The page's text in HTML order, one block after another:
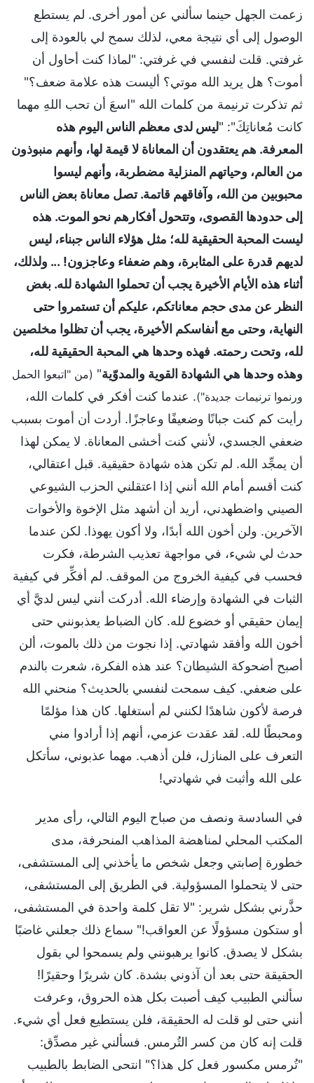
زعمت الجهل حينما سألني عن أمور أخرى. لم يستطع
الوصول إلى أي نتيجة معي، لذلك سمح لي بالعودة إلى
غرفتي. قلت لنفسي في غرفتي: "لماذا كنت أحاول أن
أموت؟ هل يريد الله موتي؟ أليست هذه علامة ضعف؟"
ثم تذكرت ترنيمة من كلمات الله "اسعَ أن تحب اللهِ مهما
كانت مُعاناتِكَ": "ليس لدى معظم الناس اليوم هذه
المعرفة. هم يعتقدون أن المعاناة لا قيمة لها، وأنهم منبوذون
من العالم، وحياتهم المنزلية مضطربة، وأنهم ليسوا
محبوبين من الله، وآفاقهم قاتمة. تصل معاناة بعض الناس
إلى حدودها القصوى، وتتحول أفكارهم نحو الموت. هذه
ليست المحبة الحقيقية لله؛ مثل هؤلاء الناس جبناء، ليس
لديهم قدرة على المثابرة، وهم ضعفاء وعاجزون! ... ولذلك،
أثناء هذه الأيام الأخيرة يجب أن تحملوا الشهادة لله. بغض
النظر عن مدى حجم معاناتكم، عليكم أن تستمروا حتى
النهاية، وحتى مع أنفاسكم الأخيرة، يجب أن تظلوا مخلصين
لله، وتحت رحمته. فهذه وحدها هي المحبة الحقيقية لله،
وهذه وحدها هي الشهادة القوية والمدوّية" (من "اتبعوا الحمل
ورنموا ترنيمات جديدة"). عندما كنت أفكر في كلمات الله،
رأيت كم كنت جبانًا وضعيفًا وعاجزًا. أردت أن أموت بسبب
ضعفي الجسدي، لأنني كنت أخشى المعاناة. لا يمكن لهذا
أن يمجِّد الله. لم تكن هذه شهادة حقيقية. قبل اعتقالي،
كنت أقسم أمام الله أنني إذا اعتقلني الحزب الشيوعي
الصيني واضطهدني، أريد أن أشهد مثل الإخوة والأخوات
الآخرين. ولن أخون الله أبدًا، ولا أكون يهوذا. لكن عندما
حدث لي شيء، في مواجهة تعذيب الشرطة، فكرت
فحسب في كيفية الخروج من الموقف. لم أفكِّر في كيفية
الثبات في الشهادة وإرضاء الله. أدركت أنني ليس لديَّ أي
إيمان حقيقي أو خضوع لله. كان الضباط يعذبونني حتى
أخون الله وأفقد شهادتي. إذا نجوت من ذلك بالموت، ألن
أصبح أضحوكة الشيطان؟ عند هذه الفكرة، شعرت بالندم
على ضعفي. كيف سمحت لنفسي بالحديث؟ منحني الله
فرصة لأكون شاهدًا لكنني لم أستغلها. كان هذا مؤلمًا
ومحبطًا لله. لقد عقدت عزمي، أنهم إذا أرادوا مني
التعرف على المنازل، فلن أذهب. مهما عذبوني، سأتكل
على الله وأثبت في شهادتي!
في السادسة ونصف من صباح اليوم التالي، رأى مدير
المكتب المحلي لمناهضة المذاهب المنحرفة، مدى
خطورة إصابتي وجعل شخص ما يأخذني إلى المستشفى،
حتى لا يتحملوا المسؤولية. في الطريق إلى المستشفى،
حذَّرني بشكل شرير: "لا تقل كلمة واحدة في المستشفى،
أو ستكون مسؤولًا عن العواقب!" سماع ذلك جعلني غاضبًا
بشكل لا يصدق. كانوا يرهبونني ولم يسمحوا لي بقول
الحقيقة حتى بعد أن آذوني بشدة. كان شريرًا وحقيرًا!
سألني الطبيب كيف أصبت بكل هذه الحروق، وعرفت
أنني حتى لو قلت له الحقيقة، فلن يستطيع فعل أي شيء.
قلت إنه كان من كسر التُرمس. فسألني غير مصدِّق:
"تُرمس مكسور فعل كل هذا؟" انتحى الضابط بالطبيب